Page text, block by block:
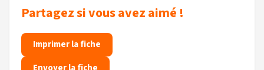
Partagez si vous avez aimé !
Imprimer la fiche